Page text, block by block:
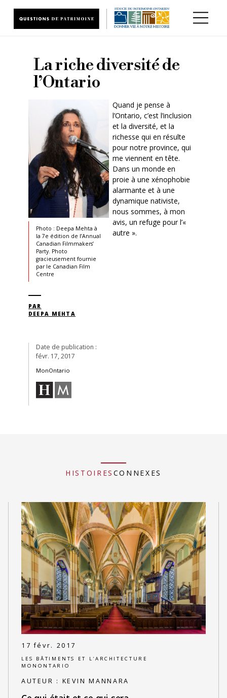
La riche diversité de
l’Ontario
Date de publication :
févr. 17, 2017
MonOntario
Photo : Deepa Mehta à
la 7e édition de l’Annual
Canadian Filmmakers’
Party. Photo
gracieusement fournie
par le Canadian Film
Centre
PAR
DEEPA MEHTA
Quand je pense à
l’Ontario, c’est l’inclusion
et la diversité, et la
richesse qui en résulte
pour notre province, qui
me viennent en tête.
Dans un monde en
proie à une xénophobie
alarmante et à une
dynamique nativiste,
nous sommes, à mon
avis, un refuge pour l’«
autre ».
HISTOIRES CONNEXES
17 févr. 2017
LES BÂTIMENTS ET L'ARCHITECTURE
MONONTARIO
AUTEUR : KEVIN MANNARA